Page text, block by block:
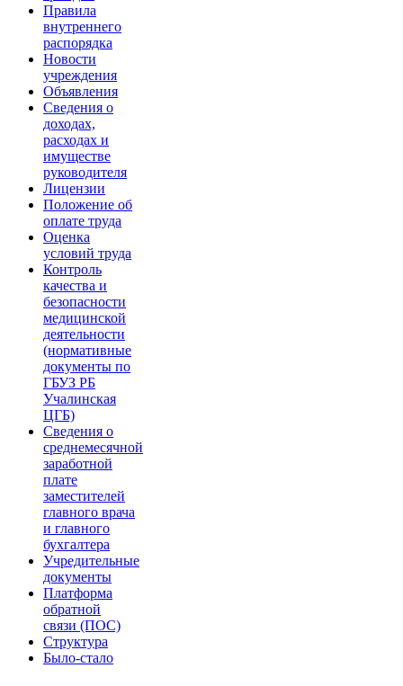
Правила
внутреннего
распорядка
Новости
учреждения
Объявления
Сведения о
доходах,
расходах и
имуществе
руководителя
Лицензии
Положение об
оплате труда
Оценка
условий труда
Контроль
качества и
безопасности
медицинской
деятельности
(нормативные
документы по
ГБУЗ РБ
Учалинская
ЦГБ)
Сведения о
среднемесячной
заработной
плате
заместителей
главного врача
и главного
бухгалтера
Учредительные
документы
Платформа
обратной
связи (ПОС)
Структура
Было-стало